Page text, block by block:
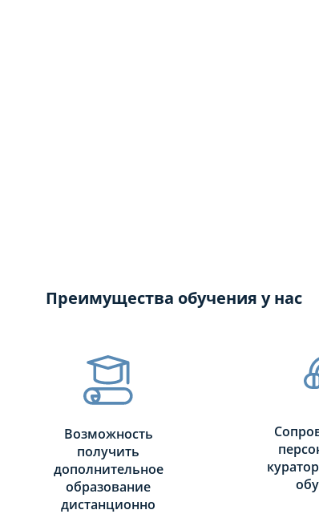
Преимущества обучения у нас
Возможность
получить
дополнительное
образование
дистанционно